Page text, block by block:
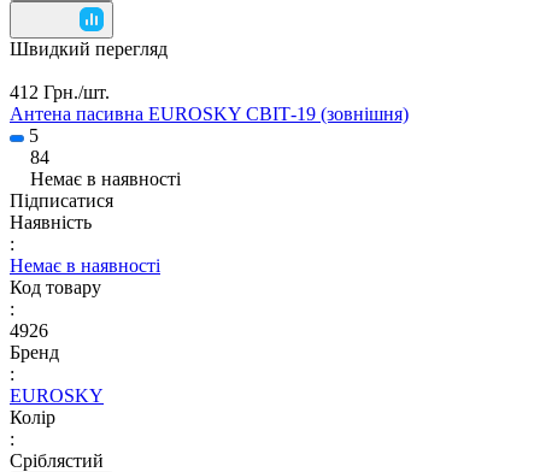
Швидкий перегляд
412 Грн./шт.
Антена пасивна EUROSKY СВІТ-19 (зовнішня)
5
84
Немає в наявності
Підписатися
Наявність
:
Немає в наявності
Код товару
:
4926
Бренд
:
EUROSKY
Колір
:
Сріблястий